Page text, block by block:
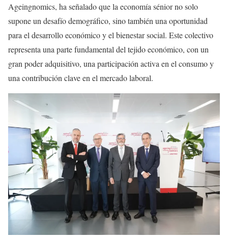
Ageingnomics, ha señalado que la economía sénior no solo
supone un desafío demográfico, sino también una oportunidad
para el desarrollo económico y el bienestar social. Este colectivo
representa una parte fundamental del tejido económico, con un
gran poder adquisitivo, una participación activa en el consumo y
una contribución clave en el mercado laboral.